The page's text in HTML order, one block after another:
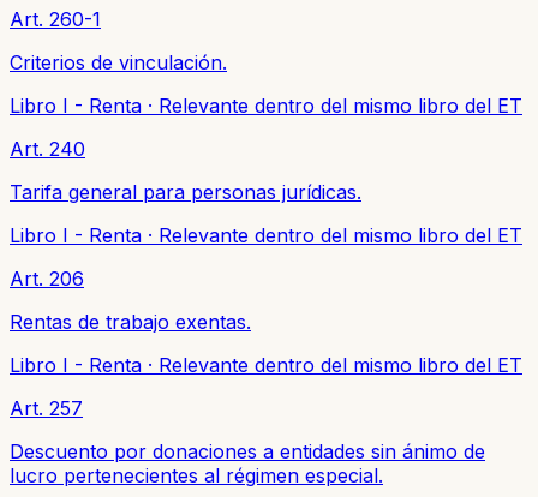
Art. 260-1
Criterios de vinculación.
Libro I - Renta · Relevante dentro del mismo libro del ET
Art. 240
Tarifa general para personas jurídicas.
Libro I - Renta · Relevante dentro del mismo libro del ET
Art. 206
Rentas de trabajo exentas.
Libro I - Renta · Relevante dentro del mismo libro del ET
Art. 257
Descuento por donaciones a entidades sin ánimo de
lucro pertenecientes al régimen especial.